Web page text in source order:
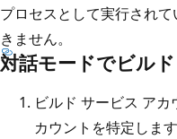
プロセスとして実行され
きません。
対話モードでビル
ビルド サービス ア
カウントを特定しま